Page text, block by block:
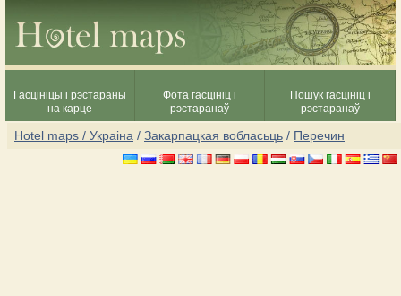
Гасцініцы і рэстараны
на карце
Фота гасцініц і
рэстаранаў
Пошук гасцініц і
рэстаранаў
Hotel maps / Украіна / Закарпацкая вобласьць / Перечин